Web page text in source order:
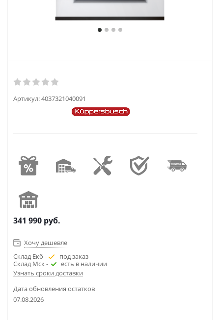
Артикул:4037321040091
341 990 руб.
Хочу дешевле
Склад Екб -
под заказ
Склад Мск -
есть в наличии
Узнать сроки доставки
Дата обновления остатков
07.08.2026